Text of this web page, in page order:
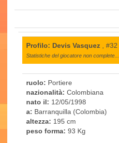
Profilo: Devis Vasquez , #32
Statistiche del giocatore non complete...
ruolo: Portiere
nazionalità: Colombiana
nato il: 12/05/1998
a: Barranquilla (Colombia)
altezza: 195 cm
peso forma: 93 Kg